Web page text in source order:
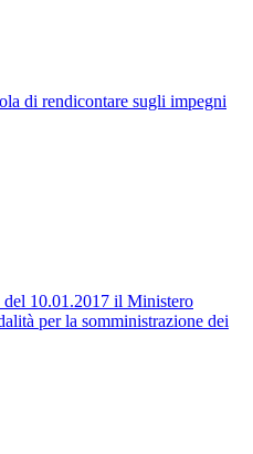
di rendicontare sugli impegni
10.01.2017 il Ministero
per la somministrazione dei